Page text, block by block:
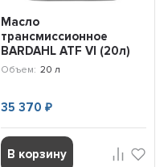
Масло
трансмиссионное
BARDAHL ATF VI (20л)
36598
Объем: 20 л
35 370 ₽
В корзину